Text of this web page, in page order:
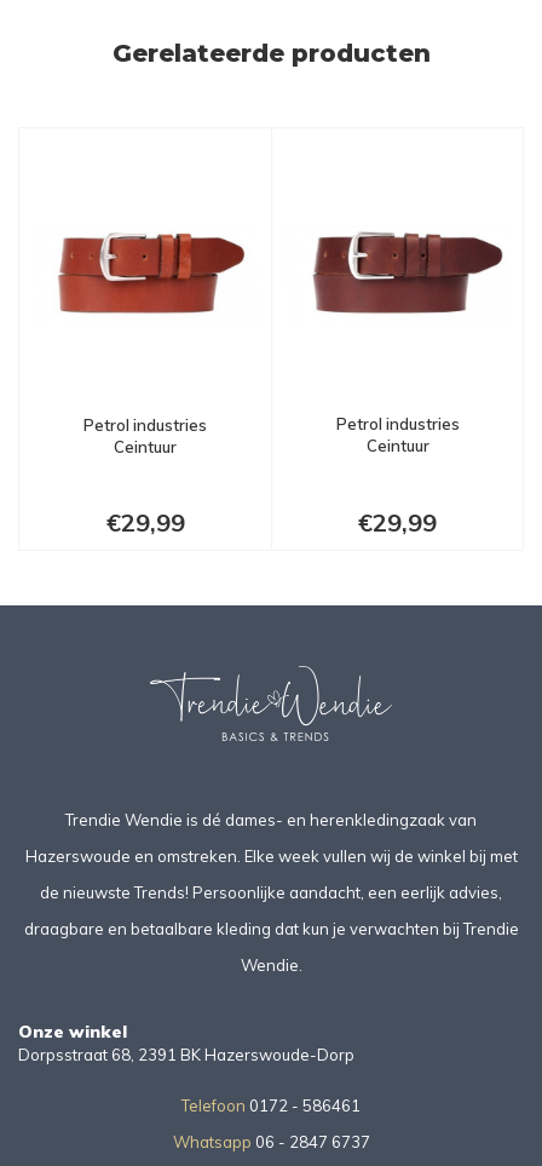
Gerelateerde producten
Petrol industries
Ceintuur
€29,99
Petrol industries
Ceintuur
€29,99
Trendie Wendie is dé dames- en herenkledingzaak van
Hazerswoude en omstreken. Elke week vullen wij de winkel bij met
de nieuwste Trends! Persoonlijke aandacht, een eerlijk advies,
draagbare en betaalbare kleding dat kun je verwachten bij Trendie
Wendie.
Onze winkel
Dorpsstraat 68, 2391 BK Hazerswoude-Dorp
Telefoon 0172 - 586461
Whatsapp 06 - 2847 6737